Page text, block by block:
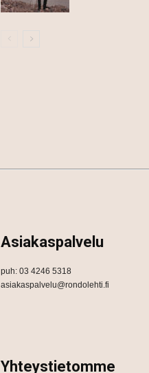
Asiakaspalvelu
puh: 03 4246 5318
asiakaspalvelu@rondolehti.fi
Yhteystietomme